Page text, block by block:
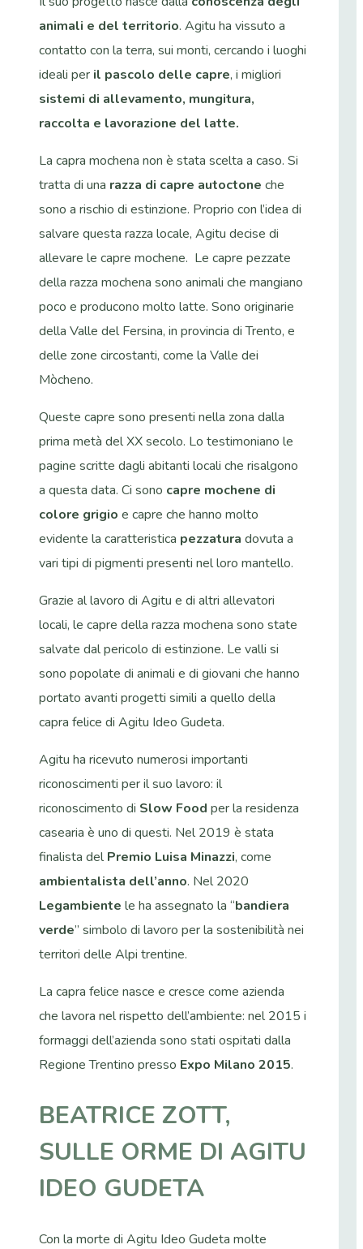
animali e del territorio. Agitu ha vissuto a
contatto con la terra, sui monti, cercando i luoghi
ideali per il pascolo delle capre, i migliori
sistemi di allevamento, mungitura,
raccolta e lavorazione del latte.
La capra mochena non è stata scelta a caso. Si
tratta di una razza di capre autoctone che
sono a rischio di estinzione. Proprio con l’idea di
salvare questa razza locale, Agitu decise di
allevare le capre mochene. Le capre pezzate
della razza mochena sono animali che mangiano
poco e producono molto latte. Sono originarie
della Valle del Fersina, in provincia di Trento, e
delle zone circostanti, come la Valle dei
Mòcheno.
Queste capre sono presenti nella zona dalla
prima metà del XX secolo. Lo testimoniano le
pagine scritte dagli abitanti locali che risalgono
a questa data. Ci sono capre mochene di
colore grigio e capre che hanno molto
evidente la caratteristica pezzatura dovuta a
vari tipi di pigmenti presenti nel loro mantello.
Grazie al lavoro di Agitu e di altri allevatori
locali, le capre della razza mochena sono state
salvate dal pericolo di estinzione. Le valli si
sono popolate di animali e di giovani che hanno
portato avanti progetti simili a quello della
capra felice di Agitu Ideo Gudeta.
Agitu ha ricevuto numerosi importanti
riconoscimenti per il suo lavoro: il
riconoscimento di Slow Food per la residenza
casearia è uno di questi. Nel 2019 è stata
finalista delPremio Luisa Minazzi, come
ambientalista dell’anno. Nel 2020
Legambiente le ha assegnato la “bandiera
verde” simbolo di lavoro per la sostenibilità nei
territori delle Alpi trentine.
La capra felice nasce e cresce come azienda
che lavora nel rispetto dell’ambiente: nel 2015 i
formaggi dell’azienda sono stati ospitati dalla
Regione Trentino presso Expo Milano 2015.
BEATRICE ZOTT,
SULLE ORME DI AGITU
IDEO GUDETA
Con la morte di Agitu Ideo Gudeta molte